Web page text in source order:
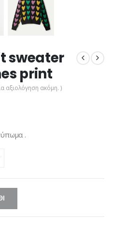
sweater
print
αξιολόγηση ακόμη. )
.